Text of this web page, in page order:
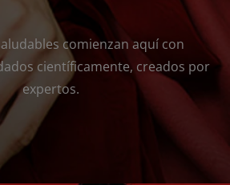
comienzan aquí con
científicamente, creados por
expertos.